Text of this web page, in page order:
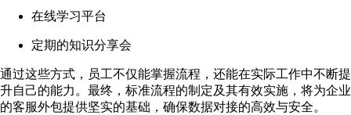
在线学习平台
定期的知识分享会
通过这些方式，员工不仅能掌握流程，还能在实际工作中不断提
升自己的能力。最终，标准流程的制定及其有效实施，将为企业
的客服外包提供坚实的基础，确保数据对接的高效与安全。